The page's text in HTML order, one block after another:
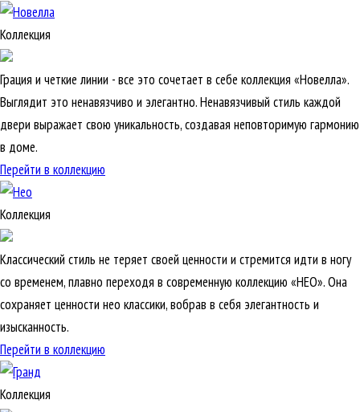
Коллекция
Грация и четкие линии - все это сочетает в себе коллекция «Новелла».
Выглядит это ненавязчиво и элегантно. Ненавязчивый стиль каждой
двери выражает свою уникальность, создавая неповторимую гармонию
в доме.
Перейти в коллекцию
Коллекция
Классический стиль не теряет своей ценности и стремится идти в ногу
со временем, плавно переходя в современную коллекцию «НЕО». Она
сохраняет ценности нео классики, вобрав в себя элегантность и
изысканность.
Перейти в коллекцию
Коллекция